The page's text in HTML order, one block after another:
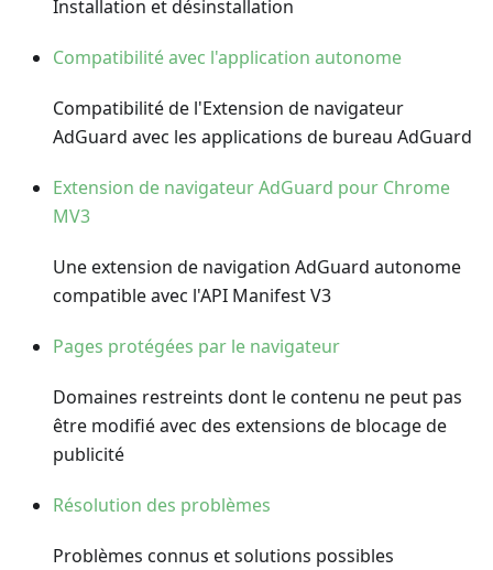
Installation et désinstallation
Compatibilité avec l'application autonome
Compatibilité de l'Extension de navigateur
AdGuard avec les applications de bureau AdGuard
Extension de navigateur AdGuard pour Chrome
MV3
Une extension de navigation AdGuard autonome
compatible avec l'API Manifest V3
Pages protégées par le navigateur
Domaines restreints dont le contenu ne peut pas
être modifié avec des extensions de blocage de
publicité
Résolution des problèmes
Problèmes connus et solutions possibles